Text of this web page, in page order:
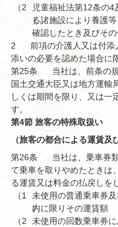
（2
）
児童福祉法第12条の
る諸施設により養護
確認したとき及びそ
2
前項の介護人又は付
添いの必要を認めた場合に
第25条
当社は、前条の
国土交通大臣又は地方運輸
しくは期間を限り、又は一
す。
第4節 旅客の特殊取扱い
（旅客の都合による運賃及
第26条
当社は、乗車券
て乗車を取りやめたときは
る運賃又は料金の払戻しを
（1
）
未使用の普通乗車券
内に限りその運賃額
（2
未使用の回数乗車券